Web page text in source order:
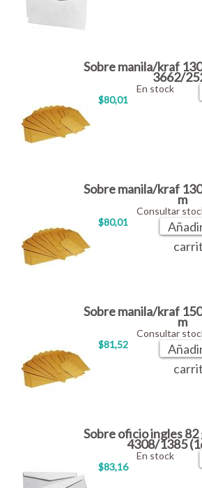
Sobre manila/kraf
3662/
$80,01
En stock
Sobre manila/kraf
m
$80,01
Consultar
Sobre manila/kraf
m
$81,52
Consultar
Sobre oficio ingles 82
4308/1385
$83,16
En stock